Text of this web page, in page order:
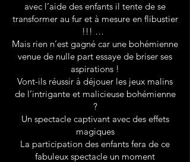
avec l’aide des enfants il tente de se
transformer au fur et à mesure en flibustier
!!! …
Mais rien n’est gagné car une bohémienne
venue de nulle part essaye de briser ses
aspirations !
Vont-ils réussir à déjouer les jeux malins
de l’intrigante et malicieuse bohémienne
?
Un spectacle captivant avec des effets
magiques
La participation des enfants fera de ce
fabuleux spectacle un moment